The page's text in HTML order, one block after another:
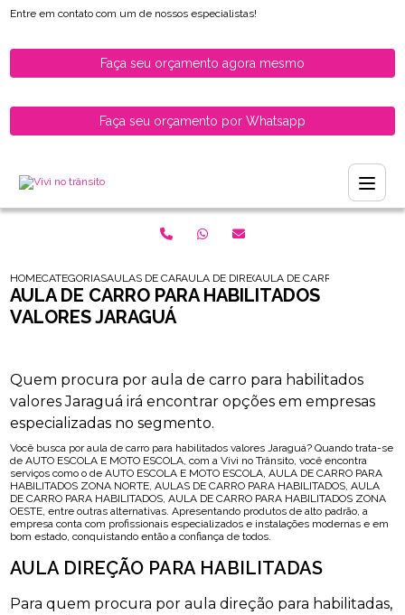
Entre em contato com um de nossos especialistas!
Faça seu orçamento agora mesmo
Faça seu orçamento por Whatsapp
HOMECATEGORIASAULAS DE CARRO PARA HABILITADOS
AULA DE DIRECAO DE CARRO PARA
AULA DE CARRO PARA
AULA DE CARRO PARA HABILITADOS
VALORES JARAGUÁ
Quem procura por aula de carro para habilitados
valores Jaraguá irá encontrar opções em empresas
especializadas no segmento.
Você busca por aula de carro para habilitados valores Jaraguá? Quando trata-se
de AUTO ESCOLA E MOTO ESCOLA, com a Vivi no Trânsito, você encontra
serviços como o de AUTO ESCOLA E MOTO ESCOLA, AULA DE CARRO PARA
HABILITADOS ZONA NORTE, AULAS DE CARRO PARA HABILITADOS, AULA
DE CARRO PARA HABILITADOS, AULA DE CARRO PARA HABILITADOS ZONA
OESTE, entre outras alternativas. Apresentando produtos de alto padrão, a
empresa conta com profissionais especializados e instalações modernas e em
bom estado, conquistando então a confiança de todos.
AULA DIREÇÃO PARA HABILITADAS
Para quem procura por aula direção para habilitadas,